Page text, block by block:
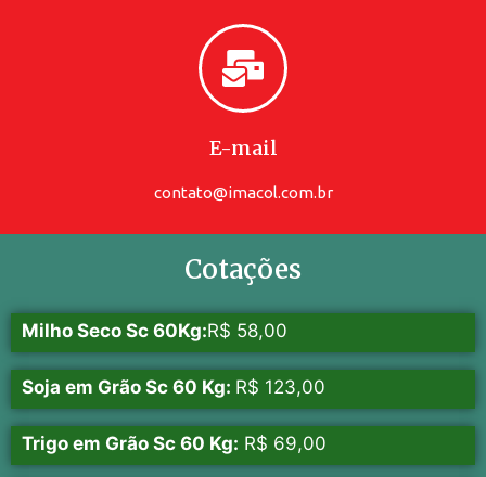
E-mail
contato@imacol.com.br
Cotações
Milho Seco Sc 60Kg:R$ 58,00
Soja em Grão Sc 60 Kg: R$ 123,00
Trigo em Grão Sc 60 Kg: R$ 69,00